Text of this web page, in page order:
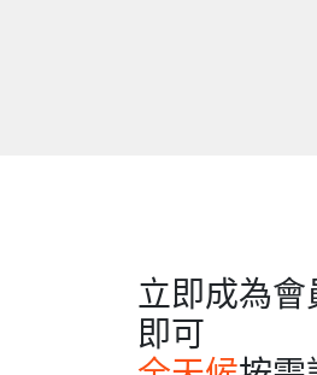
立即成為會
即可